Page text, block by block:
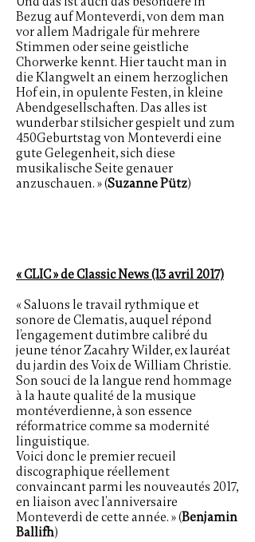
Bezug auf Monteverdi, von dem man
vor allem Madrigale für mehrere
Stimmen oder seine geistliche
Chorwerke kennt. Hier taucht man in
die Klangwelt an einem herzoglichen
Hof ein, in opulente Festen, in kleine
Abendgesellschaften. Das alles ist
wunderbar stilsicher gespielt und zum
450Geburtstag von Monteverdi eine
gute Gelegenheit, sich diese
musikalische Seite genauer
anzuschauen. » (Suzanne Pütz)
« CLIC » de Classic News (13 avril 2017)
« Saluons le travail rythmique et
sonore de Clematis, auquel répond
l’engagement dutimbre calibré du
jeune ténor Zacahry Wilder, ex lauréat
du jardin des Voix de William Christie.
Son souci de la langue rend hommage
à la haute qualité de la musique
montéverdienne, à son essence
réformatrice comme sa modernité
linguistique.
Voici donc le premier recueil
discographique réellement
convaincant parmi les nouveautés 2017,
en liaison avec l’anniversaire
Monteverdi de cette année. » (Benjamin
Ballifh)